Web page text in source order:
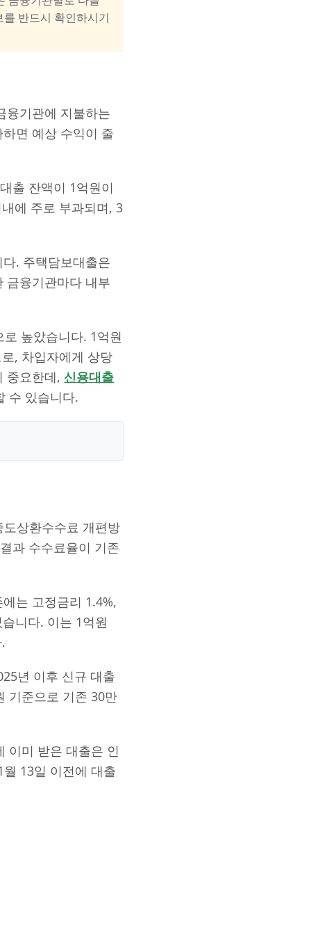
반드시 확인하시기
융기관에 지불하는
면 예상 수익이 줄
출 잔액이 1억원이
에 주로 부과되며, 3
. 주택담보대출은
금융기관마다 내부
높았습니다. 1억원
, 차입자에게 상당
중요한데, 신용대출
수 있습니다.
상환수수료 개편방
과 수수료율이 기존
는 고정금리 1.4%,
니다. 이는 1억원
년 이후 신규 대출
기준으로 기존 30만
이미 받은 대출은 인
13일 이전에 대출